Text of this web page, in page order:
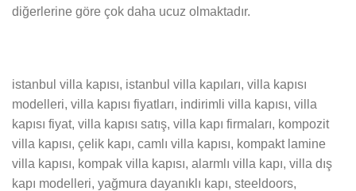
diğerlerine göre çok daha ucuz olmaktadır.
istanbul villa kapısı, istanbul villa kapıları, villa kapısı
modelleri, villa kapısı fiyatları, indirimli villa kapısı, villa
kapısı fiyat, villa kapısı satış, villa kapı firmaları, kompozit
villa kapısı, çelik kapı, camlı villa kapısı, kompakt lamine
villa kapısı, kompak villa kapısı, alarmlı villa kapı, villa dış
kapı modelleri, yağmura dayanıklı kapı, steeldoors,